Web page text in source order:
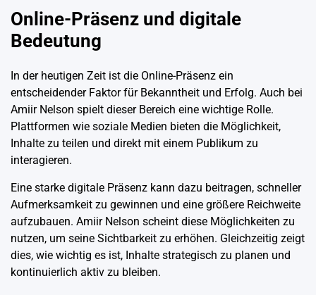
Online-Präsenz und digitale
Bedeutung
In der heutigen Zeit ist die Online-Präsenz ein
entscheidender Faktor für Bekanntheit und Erfolg. Auch bei
Amiir Nelson spielt dieser Bereich eine wichtige Rolle.
Plattformen wie soziale Medien bieten die Möglichkeit,
Inhalte zu teilen und direkt mit einem Publikum zu
interagieren.
Eine starke digitale Präsenz kann dazu beitragen, schneller
Aufmerksamkeit zu gewinnen und eine größere Reichweite
aufzubauen. Amiir Nelson scheint diese Möglichkeiten zu
nutzen, um seine Sichtbarkeit zu erhöhen. Gleichzeitig zeigt
dies, wie wichtig es ist, Inhalte strategisch zu planen und
kontinuierlich aktiv zu bleiben.